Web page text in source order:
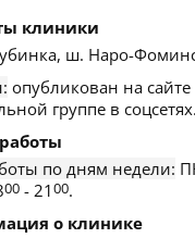
клиники
, ш. Наро-
опубликован на
группе в соцсетях.
по дням недели:
00 - 2100.
о клинике